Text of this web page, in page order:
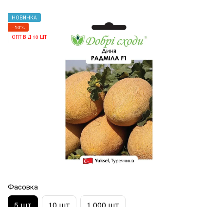
НОВИНКА
−10%
ОПТ ВІД 10 ШТ
Фасовка
5 шт 10 шт 1 000 шт